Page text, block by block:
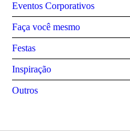
Eventos Corporativos
Faça você mesmo
Festas
Inspiração
Outros